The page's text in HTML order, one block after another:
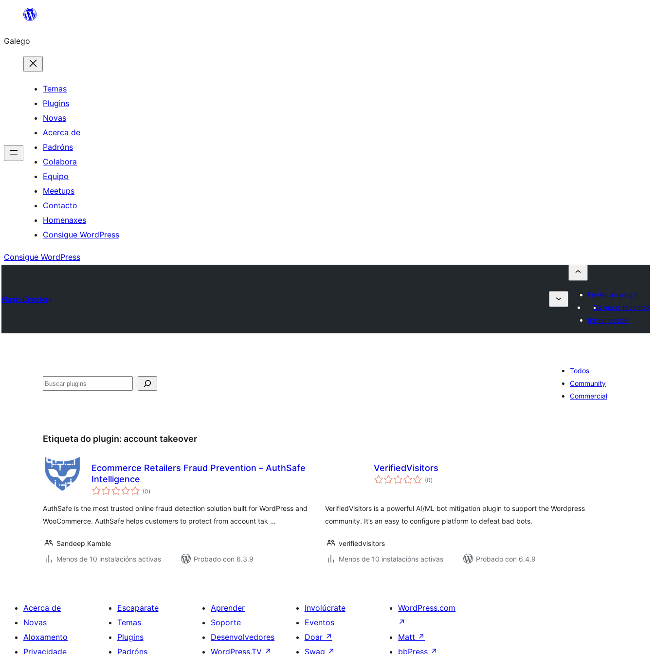
Saltar
contido
Galego
Temas
Plugins
Novas
Acerca de
Padróns
Colabora
Equipo
Meetups
Contacto
Homenaxes
Consigue WordPress
Consigue WordPress
Plugin Directory
Enviar un plugin
Os meus favoritos
Iniciar sesión
Buscar
Todos
Community
Commercial
Etiqueta do plugin: account takeover
Ecommerce Retailers Fraud Prevention – AuthSafe
Intelligence
(0valoracións
totais
)
AuthSafe is the most trusted online fraud detection solution built for WordPress and
WooCommerce. AuthSafe helps customers to protect from account tak …
Sandeep Kamble
Menos de 10 instalacións activas
Probado con 6.3.9
VerifiedVisitors
(0valoracións
totais
)
VerifiedVisitors is a powerful AI/ML bot mitigation plugin to support the Wordpress
community. It’s an easy to configure platform to defeat bad bots.
verifiedvisitors
Menos de 10 instalacións activas
Probado con 6.4.9
Acerca de
Novas
Aloxamento
Privacidade
Escaparate
Temas
Plugins
Padróns
Aprender
Soporte
Desenvolvedores
WordPress.TV ↗
Involúcrate
Eventos
Doar ↗
Swag ↗
WordPress.com
↗
Matt ↗
bbPress ↗